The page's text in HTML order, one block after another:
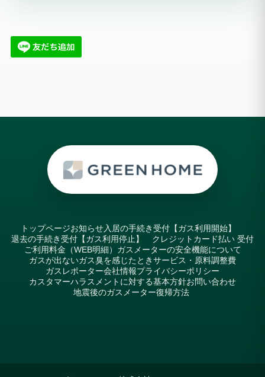
トップページお知らせ入居の手続き受付【ガス利用開始】
退去の手続き受付【ガス利用停止】 クレジットカード払い 受付
ご利用料金（WEB明細） ガスメーターの安全機能について
ガスが出ないガス臭を感じたときサービス・原料調整費
ガスレポーター会社情報プライバシーポリシー
カスタマーハラスメントに対する基本方針お問い合わせ
地震後のガスメーター復帰方法